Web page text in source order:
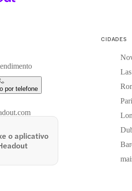
por telefone
o aplicativo
CIDADES